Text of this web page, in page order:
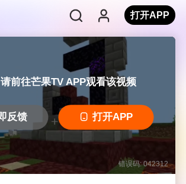
打开APP
前往芒果TV APP观看该视频
反馈 打开APP
错误码: 042312